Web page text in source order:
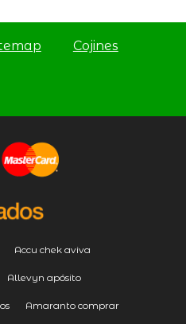
Cojines
Accu chek aviva
Allevyn apósito
Amaranto comprar